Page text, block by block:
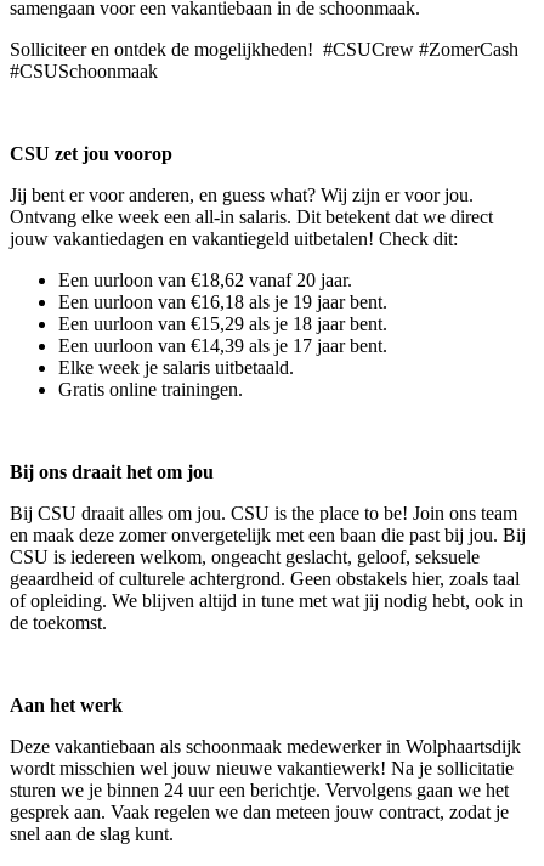
samengaan voor een vakantiebaan in de schoonmaak.
Solliciteer en ontdek de mogelijkheden! #CSUCrew #ZomerCash
#CSUSchoonmaak
CSU zet jou voorop
Jij bent er voor anderen, en guess what? Wij zijn er voor jou.
Ontvang elke week een all-in salaris. Dit betekent dat we direct
jouw vakantiedagen en vakantiegeld uitbetalen! Check dit:
Een uurloon van €18,62 vanaf 20 jaar.
Een uurloon van €16,18 als je 19 jaar bent.
Een uurloon van €15,29 als je 18 jaar bent.
Een uurloon van €14,39 als je 17 jaar bent.
Elke week je salaris uitbetaald.
Gratis online trainingen.
Bij ons draait het om jou
Bij CSU draait alles om jou. CSU is the place to be! Join ons team
en maak deze zomer onvergetelijk met een baan die past bij jou. Bij
CSU is iedereen welkom, ongeacht geslacht, geloof, seksuele
geaardheid of culturele achtergrond. Geen obstakels hier, zoals taal
of opleiding. We blijven altijd in tune met wat jij nodig hebt, ook in
de toekomst.
Aan het werk
Deze vakantiebaan als schoonmaak medewerker in Wolphaartsdijk
wordt misschien wel jouw nieuwe vakantiewerk! Na je sollicitatie
sturen we je binnen 24 uur een berichtje. Vervolgens gaan we het
gesprek aan. Vaak regelen we dan meteen jouw contract, zodat je
snel aan de slag kunt.